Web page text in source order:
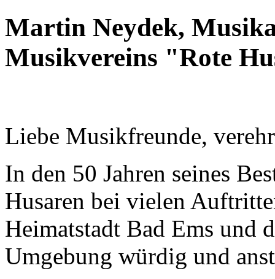
Martin Neydek,
Musikvereins "Rote
Liebe Musikfreunde,
In den 50 Jahren seines
Husaren bei vielen
Heimatstadt Bad Ems und
Umgebung würdig und